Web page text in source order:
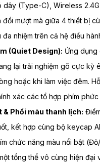
dây (Type-C), Wireless
mượt mà giữa 4 thiết bị
nhiệm trên cả hệ điều
(Quiet Design): Ứng dụng
lại trải nghiệm gõ cực kỳ
hoặc khi làm việc đêm.
xác các tổ hợp phím phức
& Phối màu thanh lịch:
kết hợp cùng bộ keycap
chức năng màu nổi bật
tổng thể vô cùng hiện đại